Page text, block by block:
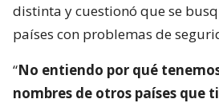
distinta y cuestionó que se
países con problemas de
“No entiendo por qué
nombres de otros países que